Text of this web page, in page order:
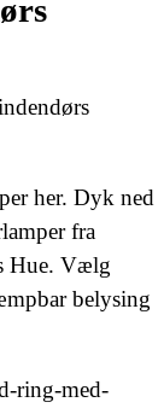
her. Dyk ned
fra
Hue. Vælg
belysing
ring-med-